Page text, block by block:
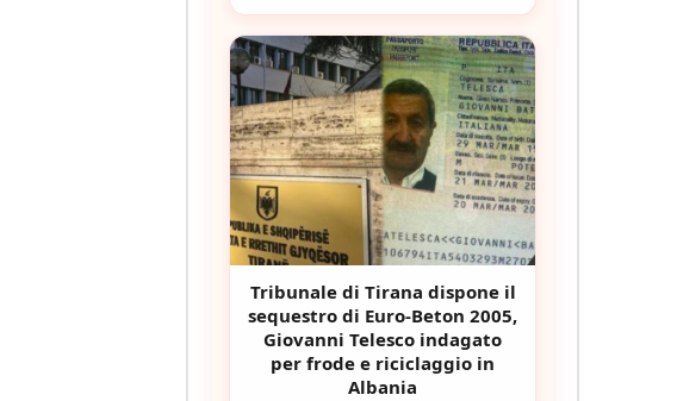
Tribunale di Tirana dispone il
sequestro di Euro-Beton 2005,
Giovanni Telesco indagato
per frode e riciclaggio in
Albania